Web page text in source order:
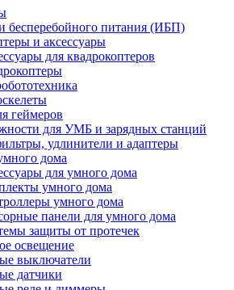
бесперебойного питания (ИБП)
и аксессуары
для квадрокоптеров
геймеров
для УМБ и зарядных станций
удлинители и адаптеры
дома
для умного дома
умного дома
умного дома
панели для умного дома
защиты от протечек
освещение
выключатели
датчики